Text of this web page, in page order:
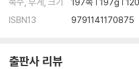
ISBN13
9791141170875
출판사 리뷰